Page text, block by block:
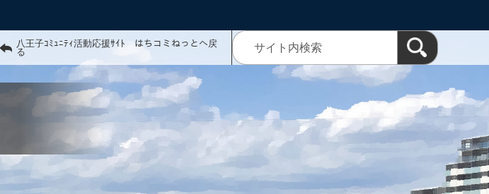
八王子ｺﾐｭﾆﾃｨ活動応援ｻｲﾄ はちコミねっとへ戻
る